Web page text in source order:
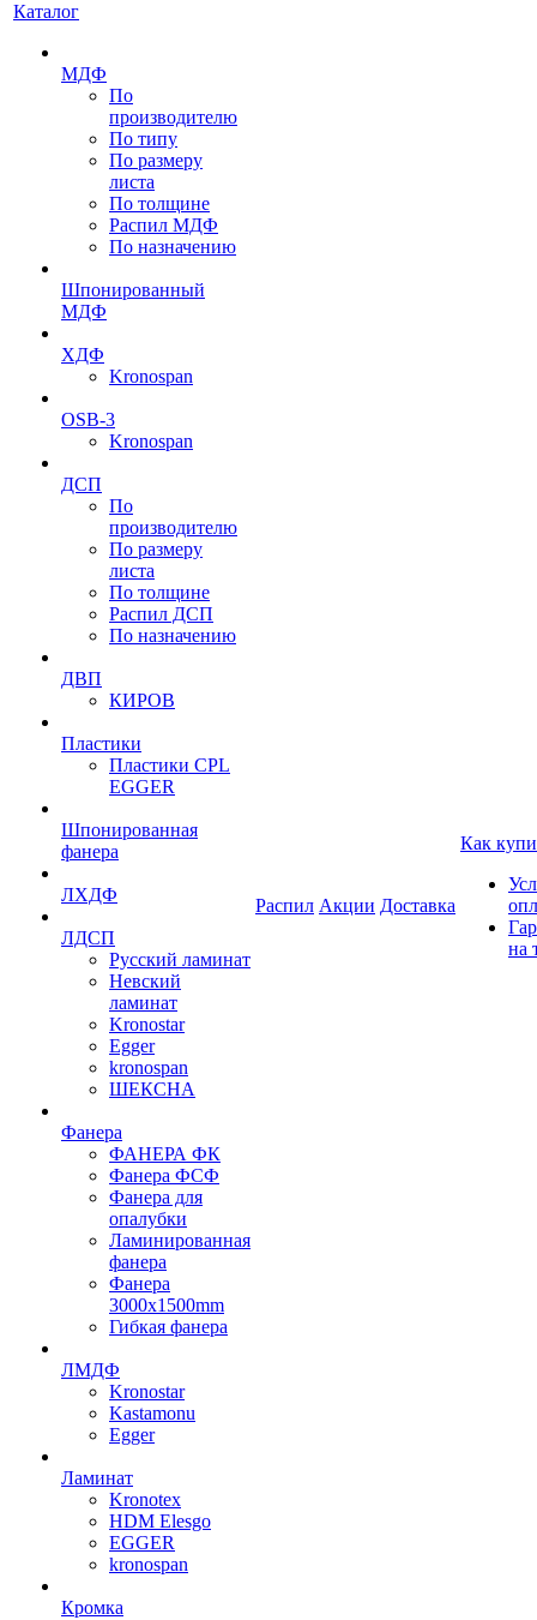
Каталог
МДФ
По
производителю
По типу
По размеру
листа
По толщине
Распил МДФ
По назначению
Шпонированный
МДФ
ХДФ
Kronospan
OSB-3
Kronospan
ДСП
По
производителю
По размеру
листа
По толщине
Распил ДСП
По назначению
ДВП
КИРОВ
Пластики
Пластики CPL
EGGER
Шпонированная
фанера
ЛХДФ
ЛДСП
Русский ламинат
Невский
ламинат
Kronostar
Egger
kronospan
ШЕКСНА
Фанера
ФАНЕРА ФК
Фанера ФСФ
Фанера для
опалубки
Ламинированная
фанера
Фанера
3000х1500mm
Гибкая фанера
ЛМДФ
Kronostar
Kastamonu
Egger
Ламинат
Kronotex
HDM Elesgo
EGGER
kronospan
Кромка
Распил Акции Доставка
Как
на